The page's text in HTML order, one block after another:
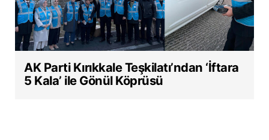
AK Parti Kırıkkale Teşkilatı’ndan ‘İftara
5 Kala’ ile Gönül Köprüsü